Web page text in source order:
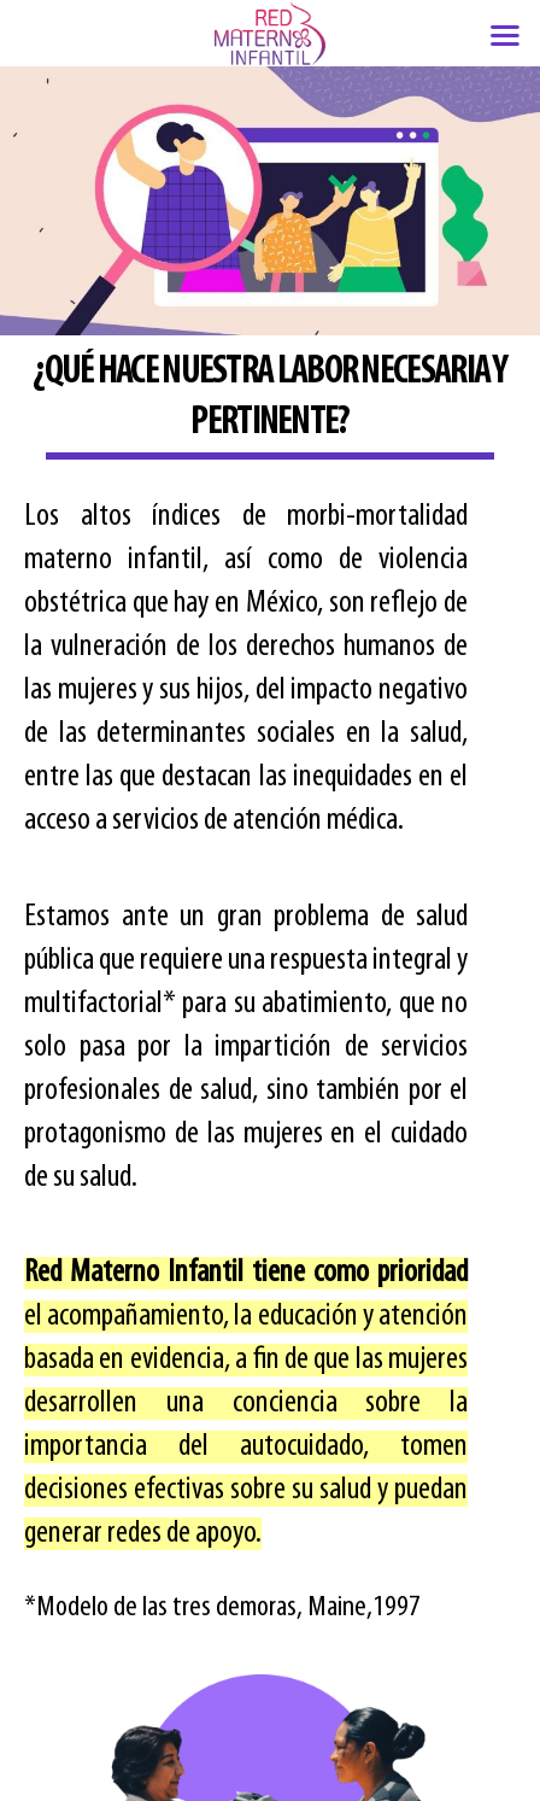
contenido
¿QUÉ HACE NUESTRA LABOR NECESARIA Y
PERTINENTE?
Los altos índices de morbi-mortalidad
materno infantil, así como de violencia
obstétrica que hay en México, son reflejo de
la vulneración de los derechos humanos de
las mujeres y sus hijos, del impacto negativo
de las determinantes sociales en la salud,
entre las que destacan las inequidades en el
acceso a servicios de atención médica.
Estamos ante un gran problema de salud
pública que requiere una respuesta integral y
multifactorial* para su abatimiento, que no
solo pasa por la impartición de servicios
profesionales de salud, sino también por el
protagonismo de las mujeres en el cuidado
de su salud.
Red Materno Infantil tiene como prioridad
el acompañamiento, la educación y atención
basada en evidencia, a fin de que las mujeres
desarrollen una conciencia sobre la
importancia del autocuidado, tomen
decisiones efectivas sobre su salud y puedan
generar redes de apoyo.
*Modelo de las tres demoras, Maine,1997